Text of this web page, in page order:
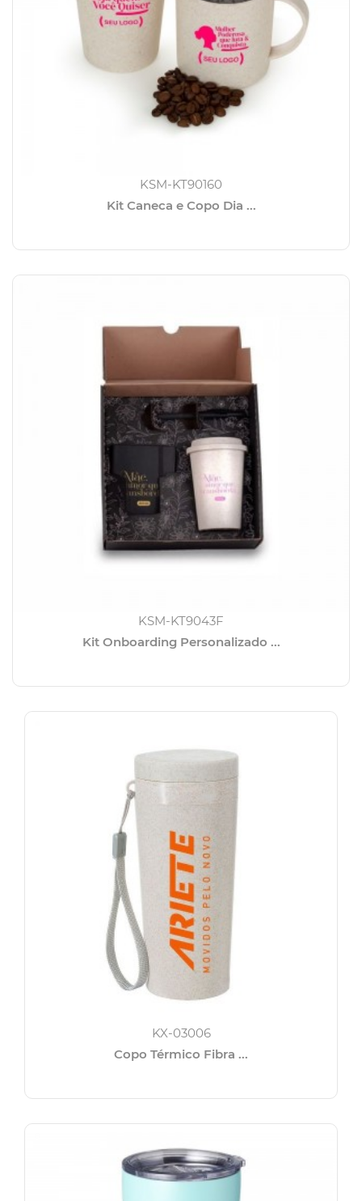
KSM-KT90160
Kit Caneca e Copo Dia ...
KSM-KT9043F
Kit Onboarding Personalizado ...
KX-03006
Copo Térmico Fibra ...